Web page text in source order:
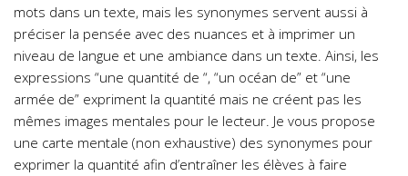
mots dans un texte, mais les synonymes servent aussi à
préciser la pensée avec des nuances et à imprimer un
niveau de langue et une ambiance dans un texte. Ainsi, les
expressions “une quantité de “, “un océan de” et “une
armée de” expriment la quantité mais ne créent pas les
mêmes images mentales pour le lecteur. Je vous propose
une carte mentale (non exhaustive) des synonymes pour
exprimer la quantité afin d’entraîner les élèves à faire